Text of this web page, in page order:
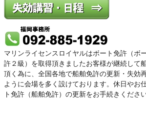
マリンライセンスロイヤルはボート免許（ボ
許２級）を取得頂きましたお客様が継続して
頂く為に、全国各地で船舶免許の更新・失効
ように会場を多く設けております。休日やお
ト免許（船舶免許）の更新をお手続きください